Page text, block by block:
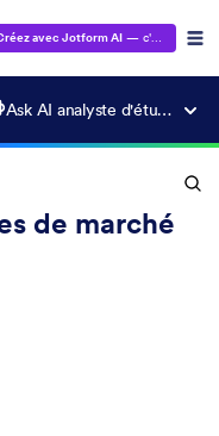
avec Jotform AI — c'est gratuit !
Ask AI analyste d'études de marché
de marché